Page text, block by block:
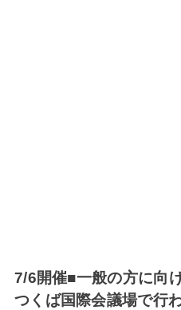
7/6開催■一般の方に向
つくば国際会議場で行